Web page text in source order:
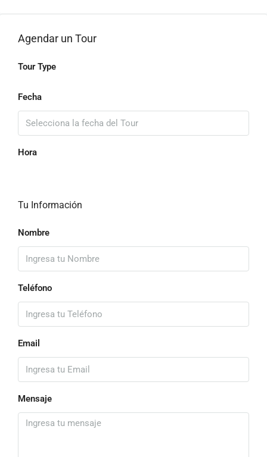
Agendar un Tour
Tour Type
Fecha
Hora
Tu Información
Nombre
Teléfono
Email
Mensaje